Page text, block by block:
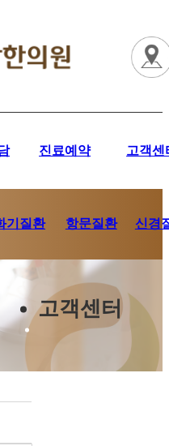
진료예약 고객센
기질환 항문질환 신경
고객센터